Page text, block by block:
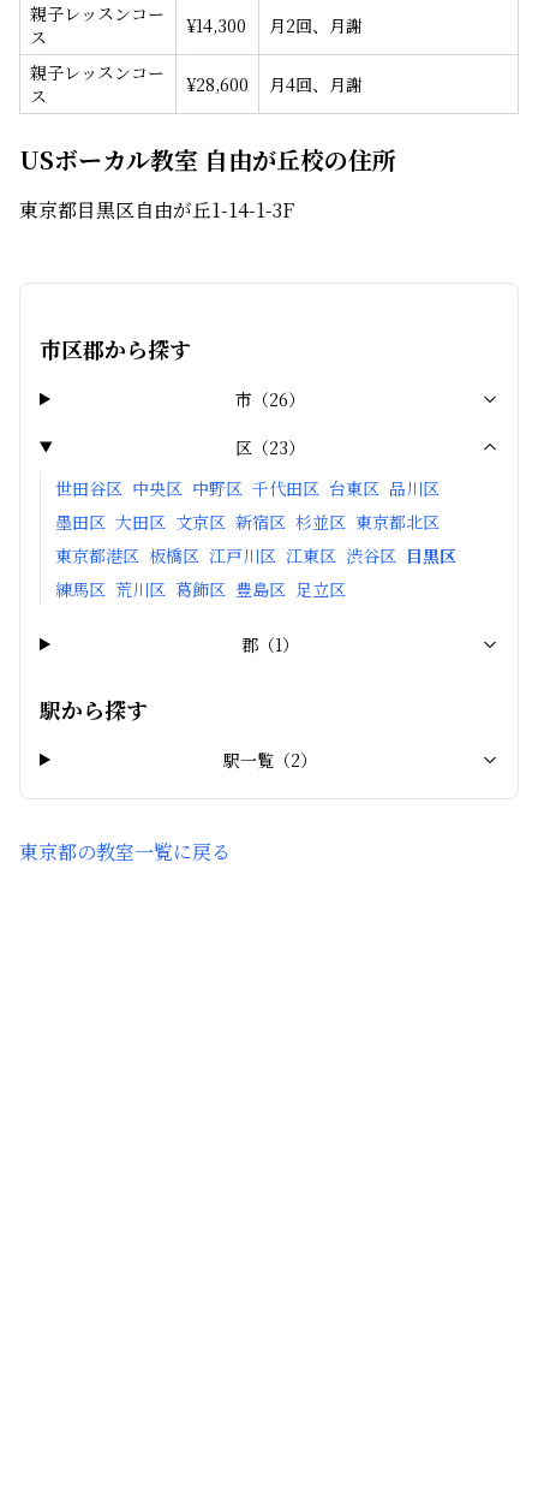
親子レッスンコー
ス
¥14,300
月2回、月謝
親子レッスンコー
ス
¥28,600 月4回、月謝
USボーカル教室 自由が丘校の住所
東京都目黒区自由が丘1-14-1-3F
市区郡から探す
市 （26）
区 （23）
世田谷区 中央区 中野区 千代田区 台東区 品川区
墨田区 大田区 文京区 新宿区 杉並区 東京都北区
東京都港区 板橋区 江戸川区 江東区 渋谷区 目黒区
練馬区 荒川区 葛飾区 豊島区 足立区
郡 （1）
駅から探す
駅一覧（2）
東京都の教室一覧に戻る